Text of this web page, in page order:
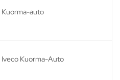
Kuorma-auto
Iveco Kuorma-Auto